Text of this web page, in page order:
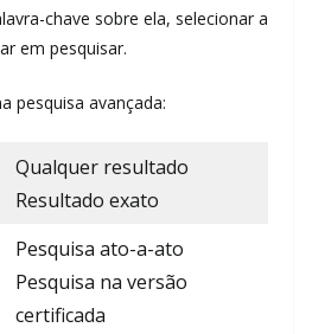
chave sobre ela, selecionar a
em pesquisar.
pesquisa avançada:
Qualquer resultado
Resultado exato
Pesquisa ato-a-ato
Pesquisa na versão
certificada